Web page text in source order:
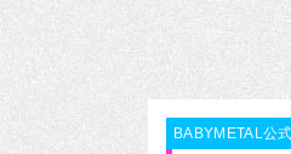
BABYMETAL公式